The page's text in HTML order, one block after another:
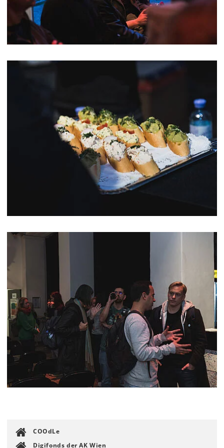
COOdLe
Digifonds der AK Wien